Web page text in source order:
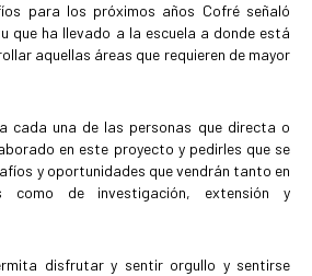
para los próximos años Cofré señaló
que ha llevado a la escuela a donde está
aquellas áreas que requieren de mayor
cada una de las personas que directa o
en este proyecto y pedirles que se
y oportunidades que vendrán tanto en
como de investigación, extensión y
disfrutar y sentir orgullo y sentirse